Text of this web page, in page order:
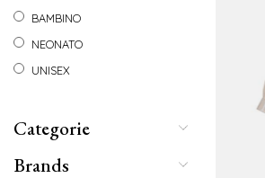
BAMBINO
NEONATO
UNISEX
Categorie
Brands